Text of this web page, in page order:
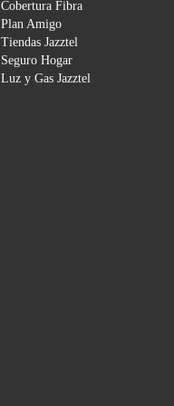
Cobertura Fibra
Plan Amigo
Tiendas Jazztel
Seguro Hogar
Luz y Gas Jazztel